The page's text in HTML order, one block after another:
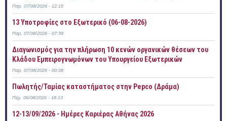
Παρ, 07/08/2026 - 12:15
13 Υποτροφίες στο Εξωτερικό (06-08-2026)
Παρ, 07/08/2026 - 07:39
Διαγωνισμός για την πλήρωση 10 κενών οργανικών θέσεων του
Κλάδου Εμπειρογνωμόνων του Υπουργείου Εξωτερικών
Παρ, 07/08/2026 - 00:08
Πωλητής/Ταμίας καταστήματος στην Pepco (Δράμα)
Πέμ, 06/08/2026 - 18:13
12-13/09/2026 - Ημέρες Καριέρας Αθήνας 2026